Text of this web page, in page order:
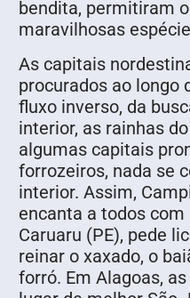
bendita, permitiram
maravilhosas
As capitais
procurados ao longo
fluxo inverso, da
interior, as rainhas
algumas capitais
forrozeiros, nada se
interior. Assim,
encanta a todos
Caruaru (PE), pede
reinar o xaxado, o
forró. Em Alagoas,